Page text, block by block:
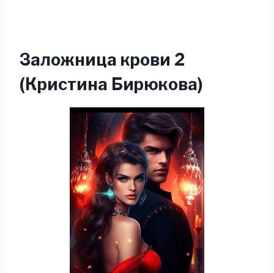
Заложница крови 2
(Кристина Бирюкова)